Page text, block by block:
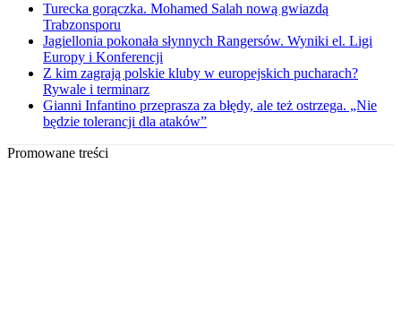
Turecka gorączka. Mohamed Salah nową gwiazdą
Trabzonsporu
Jagiellonia pokonała słynnych Rangersów. Wyniki el. Ligi
Europy i Konferencji
Z kim zagrają polskie kluby w europejskich pucharach?
Rywale i terminarz
Gianni Infantino przeprasza za błędy, ale też ostrzega. „Nie
będzie tolerancji dla ataków”
Promowane treści